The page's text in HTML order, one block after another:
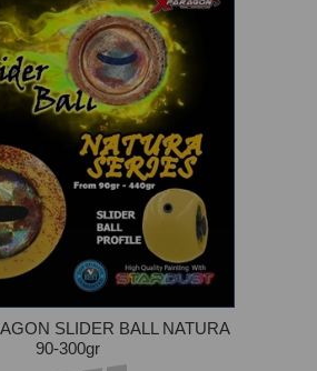
SLIDER BALL NATURA
90-300gr